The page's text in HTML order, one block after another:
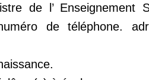
de l’ Enseignement
de téléphone.